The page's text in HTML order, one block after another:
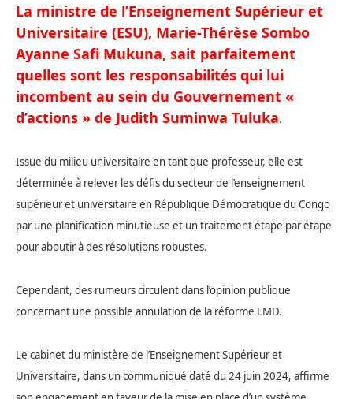
La ministre de l’Enseignement Supérieur et
Universitaire (ESU), Marie-Thérèse Sombo
Ayanne Safi Mukuna, sait parfaitement
quelles sont les responsabilités qui lui
incombent au sein du Gouvernement «
d’actions » de Judith Suminwa Tuluka.
Issue du milieu universitaire en tant que professeur, elle est
déterminée à relever les défis du secteur de l’enseignement
supérieur et universitaire en République Démocratique du Congo
par une planification minutieuse et un traitement étape par étape
pour aboutir à des résolutions robustes.
Cependant, des rumeurs circulent dans l’opinion publique
concernant une possible annulation de la réforme LMD.
Le cabinet du ministère de l’Enseignement Supérieur et
Universitaire, dans un communiqué daté du 24 juin 2024, affirme